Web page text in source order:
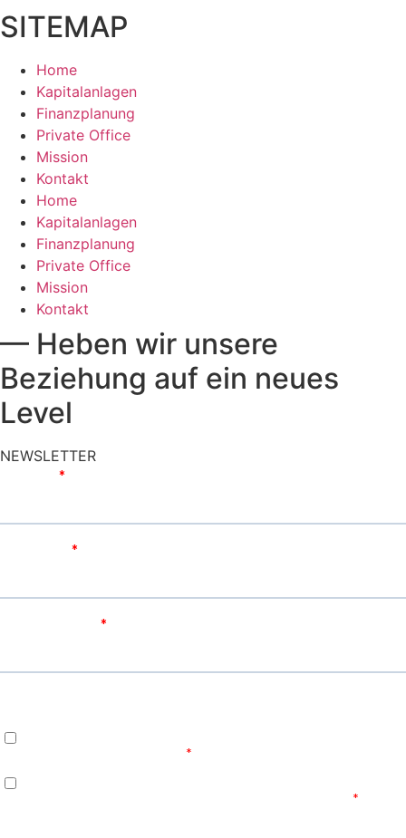
SITEMAP
Home
Kapitalanlagen
Finanzplanung
Private Office
Mission
Kontakt
Home
Kapitalanlagen
Finanzplanung
Private Office
Mission
Kontakt
— Heben wir unsere
Beziehung auf ein neues
Level
NEWSLETTER